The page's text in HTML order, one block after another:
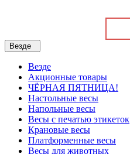
Везде
Везде
Акционные товары
ЧЁРНАЯ ПЯТНИЦА!
Настольные весы
Напольные весы
Весы с печатью этикеток
Крановые весы
Платформенные весы
Весы для животных